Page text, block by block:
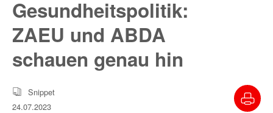
Meta-
Navigation
Inhalt
zur
Suche
Gesundheitspolitik:
ZAEU und ABDA
schauen genau hin
Snippet
24.07.2023